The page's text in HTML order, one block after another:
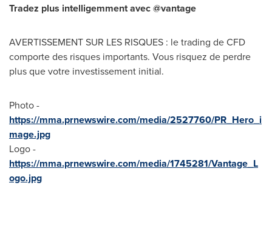
Tradez plus intelligemment avec @vantage
AVERTISSEMENT SUR LES RISQUES : le trading de CFD
comporte des risques importants. Vous risquez de perdre
plus que votre investissement initial.
Photo -
https://mma.prnewswire.com/media/2527760/PR_Hero_i
mage.jpg
Logo -
https://mma.prnewswire.com/media/1745281/Vantage_L
ogo.jpg